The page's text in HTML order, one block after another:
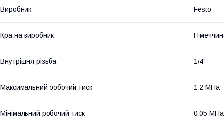
Виробник Festo
Країна виробник
Внутрішня різьба 1/4"
Максимальний робочий тиск 1.2 МПа
Мінімальний робочий тиск 0.05 МПа